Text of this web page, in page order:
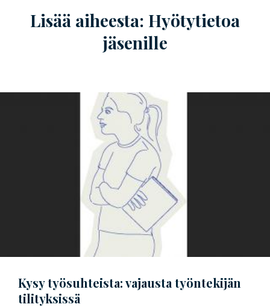
Lisää aiheesta: Hyötytietoa
jäsenille
Kysy työsuhteista: vajausta työntekijän
tilityksissä